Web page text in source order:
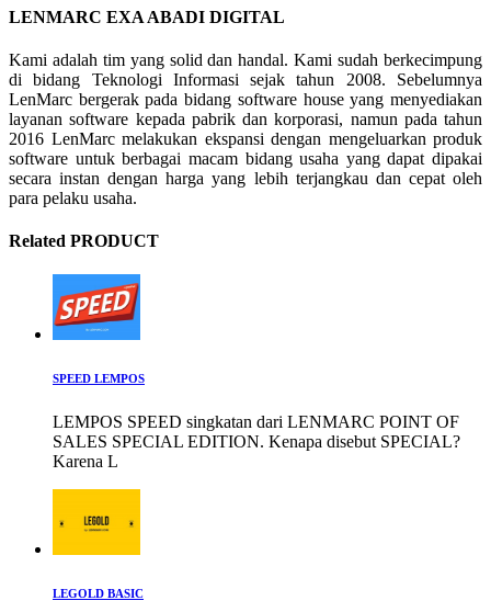
LENMARC EXA ABADI DIGITAL
Kami adalah tim yang solid dan handal. Kami sudah berkecimpung
di bidang Teknologi Informasi sejak tahun 2008. Sebelumnya
LenMarc bergerak pada bidang software house yang menyediakan
layanan software kepada pabrik dan korporasi, namun pada tahun
2016 LenMarc melakukan ekspansi dengan mengeluarkan produk
software untuk berbagai macam bidang usaha yang dapat dipakai
secara instan dengan harga yang lebih terjangkau dan cepat oleh
para pelaku usaha.
Related PRODUCT
SPEED LEMPOS
LEMPOS SPEED singkatan dari LENMARC POINT OF
SALES SPECIAL EDITION. Kenapa disebut SPECIAL?
Karena L
LEGOLD BASIC